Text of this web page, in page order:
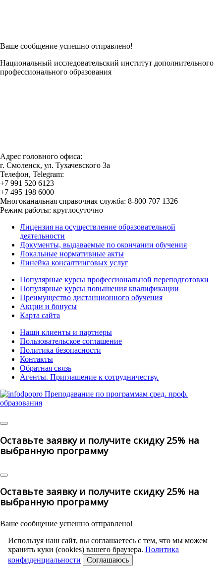
Ваше сообщение успешно отправлено!
Национальный исследовательский институт дополнительного
профессионального образования
Адрес головного офиса:
г. Смоленск, ул. Тухачевского 3а
Телефон, Telegram:
+7 991 520 6123
+7 495 198 6000
Многоканальная справочная служба: 8-800 707 1326
Режим работы: круглосуточно
Лицензия на осуществление образовательной
деятельности
Документы, выдаваемые по окончании обучения
Локальные нормативные акты
Линейка консалтинговых услуг
Популярные курсы профессиональной переподготовки
Популярные курсы повышения квалификации
Преимущество дистанционного обучения
Акции и бонусы
Карта сайта
Наши клиенты и партнеры
Пользовательское соглашение
Политика безопасности
Контакты
Обратная связь
Агенты. Приглашение к сотрудничеству.
Оставьте заявку и получите скидку 25% на
выбранную программу
Оставьте заявку и получите скидку 25% на
выбранную программу
Ваше сообщение успешно отправлено!
Используя наш сайт, вы соглашаетесь с тем, что мы можем
хранить куки (cookies) вашего браузера. Политика
конфиденциальности
Соглашаюсь